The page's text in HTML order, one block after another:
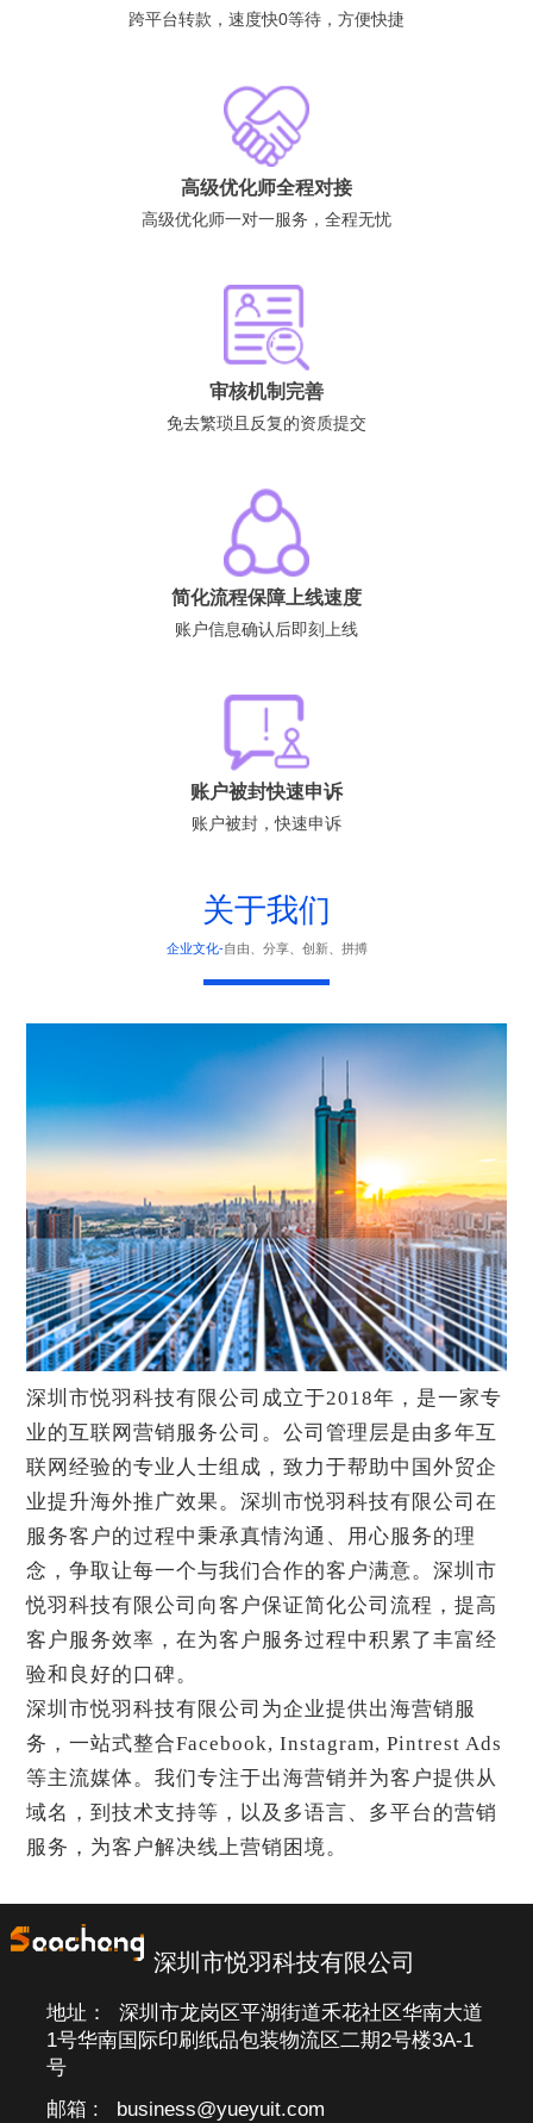
跨平台转款，速度快0等待，方便快捷
高级优化师全程对接
高级优化师一对一服务，全程无忧
审核机制完善
免去繁琐且反复的资质提交
简化流程保障上线速度
账户信息确认后即刻上线
账户被封快速申诉
账户被封，快速申诉
关于我们
企业文化-自由、分享、创新、拼搏
深圳市悦羽科技有限公司成立于2018年，是一家专
业的互联网营销服务公司。公司管理层是由多年互
联网经验的专业人士组成，致力于帮助中国外贸企
业提升海外推广效果。深圳市悦羽科技有限公司在
服务客户的过程中秉承真情沟通、用心服务的理
念，争取让每一个与我们合作的客户满意。深圳市
悦羽科技有限公司向客户保证简化公司流程，提高
客户服务效率，在为客户服务过程中积累了丰富经
验和良好的口碑。
深圳市悦羽科技有限公司为企业提供出海营销服
务，一站式整合Facebook, Instagram, Pintrest Ads
等主流媒体。我们专注于出海营销并为客户提供从
域名，到技术支持等，以及多语言、多平台的营销
服务，为客户解决线上营销困境。
深圳市悦羽科技有限公司
地址： 深圳市龙岗区平湖街道禾花社区华南大道
1号华南国际印刷纸品包装物流区二期2号楼3A-1
号
邮箱 : business@yueyuit.com